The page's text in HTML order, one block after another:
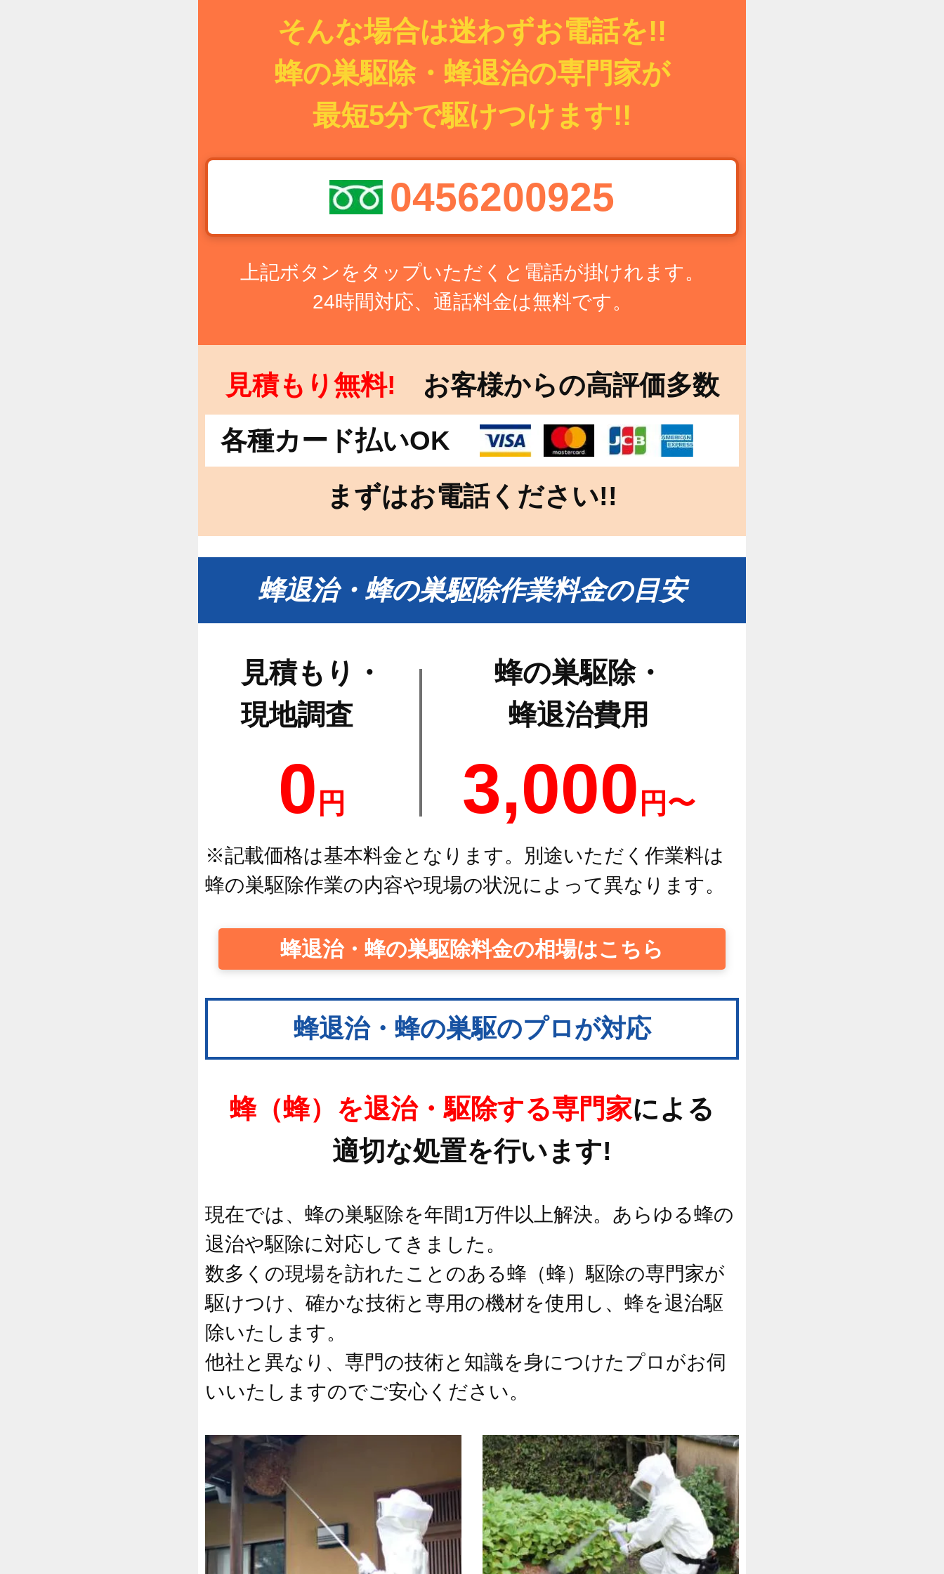
そんな場合は迷わずお電話を!!
蜂の巣駆除・蜂退治の専門家が
最短5分で駆けつけます!!
0456200925
上記ボタンをタップいただくと電話が掛けれます。
24時間対応、通話料金は無料です。
見積もり無料! お客様からの高評価多数
各種カード払いOK
まずはお電話ください!!
蜂退治・蜂の巣駆除作業料金の目安
見積もり・
現地調査
0 円
蜂の巣駆除・
蜂退治費用
3,000 円〜
※記載価格は基本料金となります。別途いただく作業料は
蜂の巣駆除作業の内容や現場の状況によって異なります。
蜂退治・蜂の巣駆除料金の相場はこちら
蜂退治・蜂の巣駆のプロが対応
蜂（蜂）を退治・駆除する専門家による
適切な処置を行います!
現在では、蜂の巣駆除を年間1万件以上解決。あらゆる蜂の
退治や駆除に対応してきました。
数多くの現場を訪れたことのある蜂（蜂）駆除の専門家が
駆けつけ、確かな技術と専用の機材を使用し、蜂を退治駆
除いたします。
他社と異なり、専門の技術と知識を身につけたプロがお伺
いいたしますのでご安心ください。